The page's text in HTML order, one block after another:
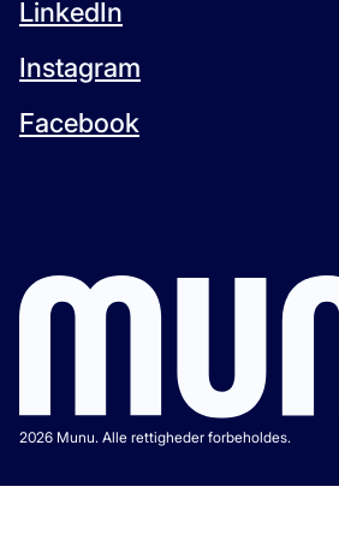
LinkedIn
Instagram
Facebook
2026 Munu. Alle rettigheder forbeholdes.